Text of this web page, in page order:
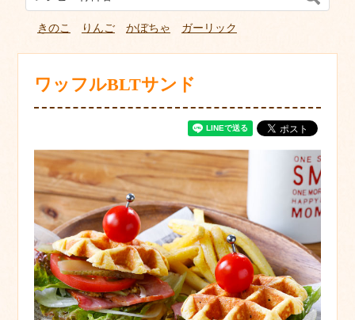
きのこ りんご かぼちゃ ガーリック
ワッフルBLTサンド